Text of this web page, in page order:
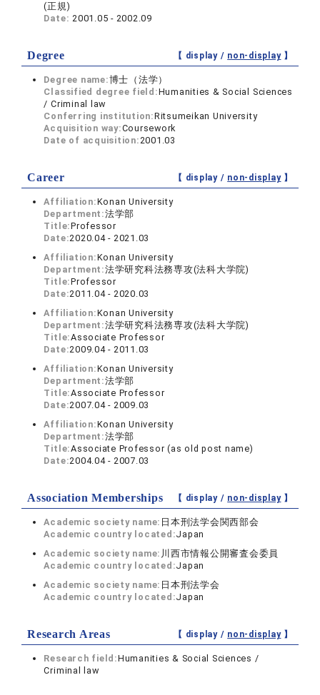
(正規)
Date:2001.05 - 2002.09
Degree 【 display / non-display】
Degree name:博士（法学）
Classified degree field:Humanities & Social Sciences
/ Criminal law
Conferring institution:Ritsumeikan University
Acquisition way:Coursework
Date of acquisition:2001.03
Career 【 display / non-display】
Affiliation:Konan University
Department:法学部
Title:Professor
Date:2020.04 - 2021.03
Affiliation:Konan University
Department:法学研究科法務専攻(法科大学院)
Title:Professor
Date:2011.04 - 2020.03
Affiliation:Konan University
Department:法学研究科法務専攻(法科大学院)
Title:Associate Professor
Date:2009.04 - 2011.03
Affiliation:Konan University
Department:法学部
Title:Associate Professor
Date:2007.04 - 2009.03
Affiliation:Konan University
Department:法学部
Title:Associate Professor (as old post name)
Date:2004.04 - 2007.03
Association Memberships 【 display / non-display】
Academic society name: 日本刑法学会関西部会
Academic country located:Japan
Academic society name: 川西市情報公開審査会委員
Academic country located:Japan
Academic society name: 日本刑法学会
Academic country located:Japan
Research Areas 【 display / non-display】
Research field:Humanities & Social Sciences /
Criminal law